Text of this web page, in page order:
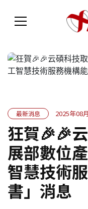
最新消息 2025年08
狂賀🎉🎉
展部數位
智慧技術
書」消息